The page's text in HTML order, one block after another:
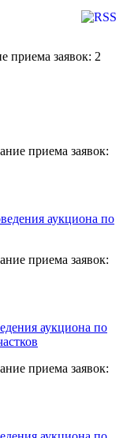
приема заявок: 2
приема заявок:
аукциона по
приема заявок:
аукциона по
приема заявок: